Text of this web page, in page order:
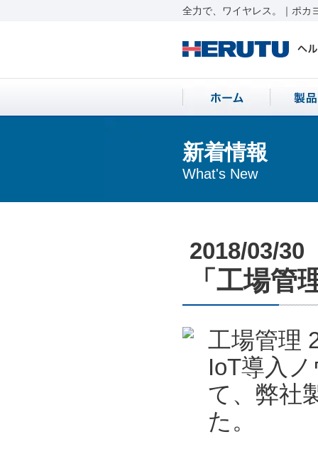
全力で、ワイヤレス。｜ポカ
新着情報
What's New
2018/03/30
「工場
工場管理
IoT導入
て、弊社
た。